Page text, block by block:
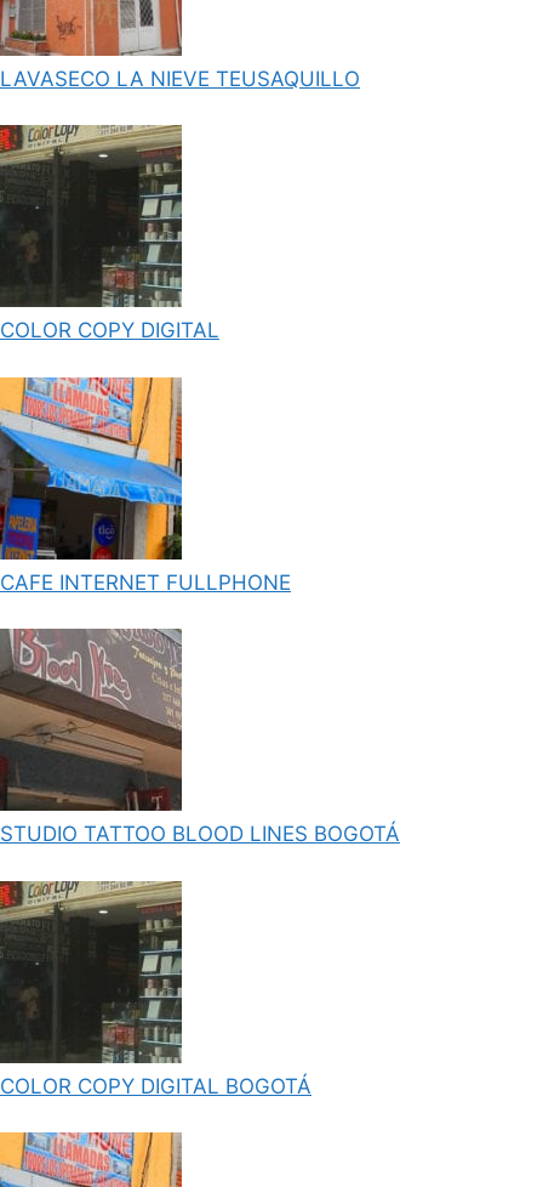
LAVASECO LA NIEVE TEUSAQUILLO
COLOR COPY DIGITAL
CAFE INTERNET FULLPHONE
STUDIO TATTOO BLOOD LINES BOGOTÁ
COLOR COPY DIGITAL BOGOTÁ